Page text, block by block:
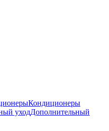
Кондиционеры
Дополнительный